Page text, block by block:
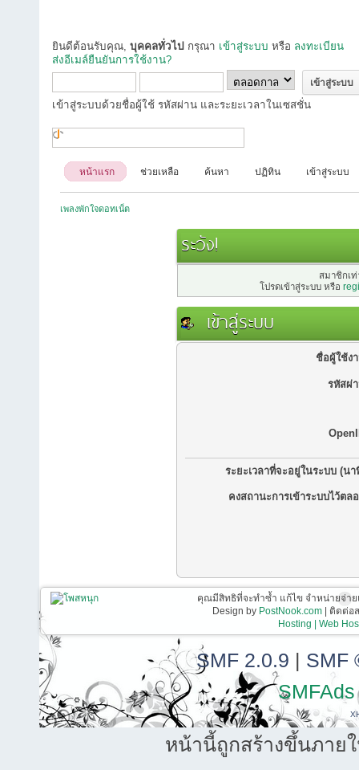
ยินดีต้อนรับคุณ, บุคคลทั่วไป กรุณา เข้าสู่ระบบ หรือ ลงทะเบียน
ส่งอีเมล์ยืนยันการใช้งาน?
เข้าสู่ระบบด้วยชื่อผู้ใช้ รหัสผ่าน และระยะเวลาในเซสชั่น
หน้าแรก ช่วยเหลือ ค้นหา ปฏิทิน เข้าสู่ระบบ
เพลงพักใจดอทเน็ต
ระวัง!
สมาชิกเ
โปรดเข้าสู่ระบบ หรือ
เข้าสู่ระบบ
ชื่อผู้ใช้ง
รหัสผ่
ระยะเวลาที่จะอยู่ในระบบ (นา
คงสถานะการเข้าระบบไว้ตล
คุณมีสิทธิที่จะทำซ้ำ แก้ไข จำหน่ายจ่า
Design by PostNook.com| ติดต่อส
Hosting | Web
SMF 2.0.9 | SMF
SMFAds
หน้านี้ถูกสร้างขึ้นภาย